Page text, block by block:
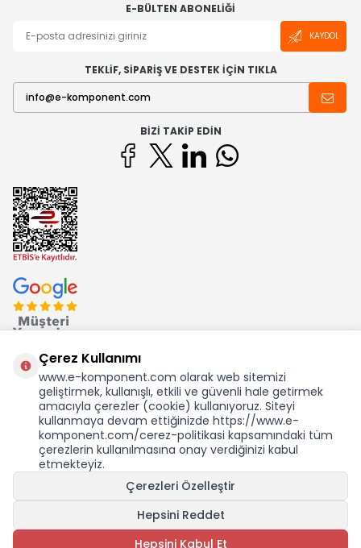
KDV Dahil Birim Fiyat
SEPETE EKLE
E-BÜLTEN ABONELIĞI
KAYDOL
TEKLİF, SİPARİŞ VE DESTEK İÇİN TIKLA
BIZI TAKIP EDIN
Ekom Elk. Elektronik San. ve Tic. A.Ş.'nin Tescilli Bir Markasıdır
Çerez Kullanımı
www.e-komponent.com olarak web sitemizi
geliştirmek, kullanışlı, etkili ve güvenli hale getirmek
amacıyla çerezler (cookie) kullanıyoruz. Siteyi
kullanmaya devam ettiğinizde https://www.e-
komponent.com/cerez-politikasi kapsamındaki tüm
çerezlerin kullanılmasına onay verdiğinizi kabul
etmekteyiz.
Çerezleri Özelleştir
Hepsini Reddet
Hepsini Kabul Et